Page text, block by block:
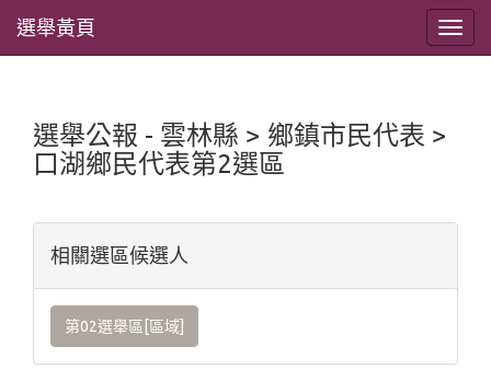
選舉黃頁
選舉公報 - 雲林縣 > 鄉鎮市民代表 >
口湖鄉民代表第2選區
相關選區候選人
第02選舉區[區域]